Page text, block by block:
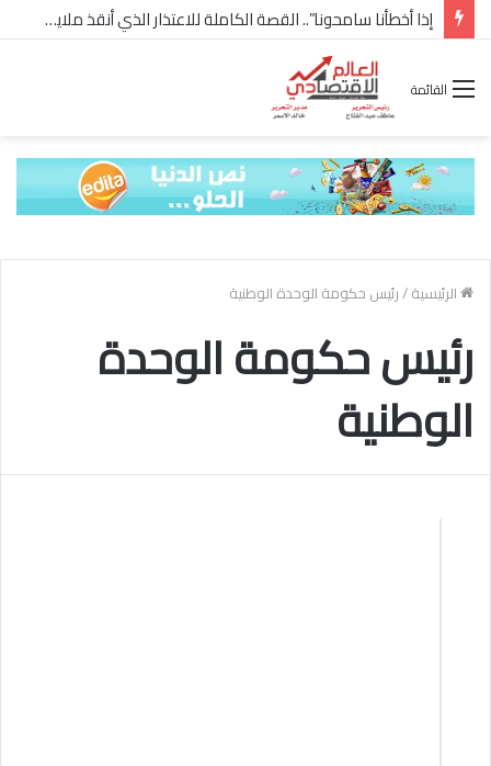
إذا أخطأنا سامحونا”.. القصة الكاملة للاعتذار الذي أنقذ ملايين “إعمار” في الساحل الشمالي
القائمة
الرئيسية/رئيس حكومة الوحدة الوطنية
رئيس حكومة الوحدة
الوطنية